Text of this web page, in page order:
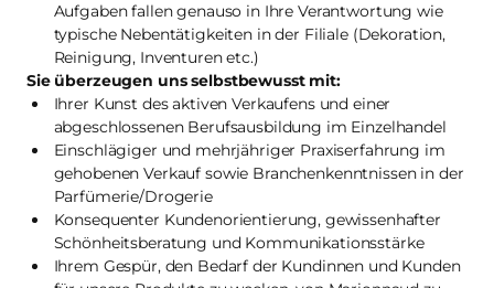
Aufgaben fallen genauso in Ihre Verantwortung wie
typische Nebentätigkeiten in der Filiale (Dekoration,
Reinigung, Inventuren etc.)
Sie überzeugen uns selbstbewusst mit:
Ihrer Kunst des aktiven Verkaufens und einer
abgeschlossenen Berufsausbildung im Einzelhandel
Einschlägiger und mehrjähriger Praxiserfahrung im
gehobenen Verkauf sowie Branchenkenntnissen in der
Parfümerie/Drogerie
Konsequenter Kundenorientierung, gewissenhafter
Schönheitsberatung und Kommunikationsstärke
Ihrem Gespür, den Bedarf der Kundinnen und Kunden